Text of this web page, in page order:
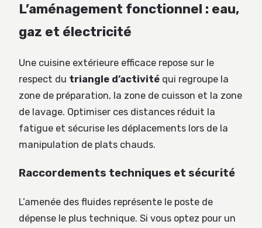
L’aménagement fonctionnel : eau,
gaz et électricité
Une cuisine extérieure efficace repose sur le
respect du triangle d’activité qui regroupe la
zone de préparation, la zone de cuisson et la zone
de lavage. Optimiser ces distances réduit la
fatigue et sécurise les déplacements lors de la
manipulation de plats chauds.
Raccordements techniques et sécurité
L’amenée des fluides représente le poste de
dépense le plus technique. Si vous optez pour un